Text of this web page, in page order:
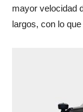
mayor velocidad
largos, con lo